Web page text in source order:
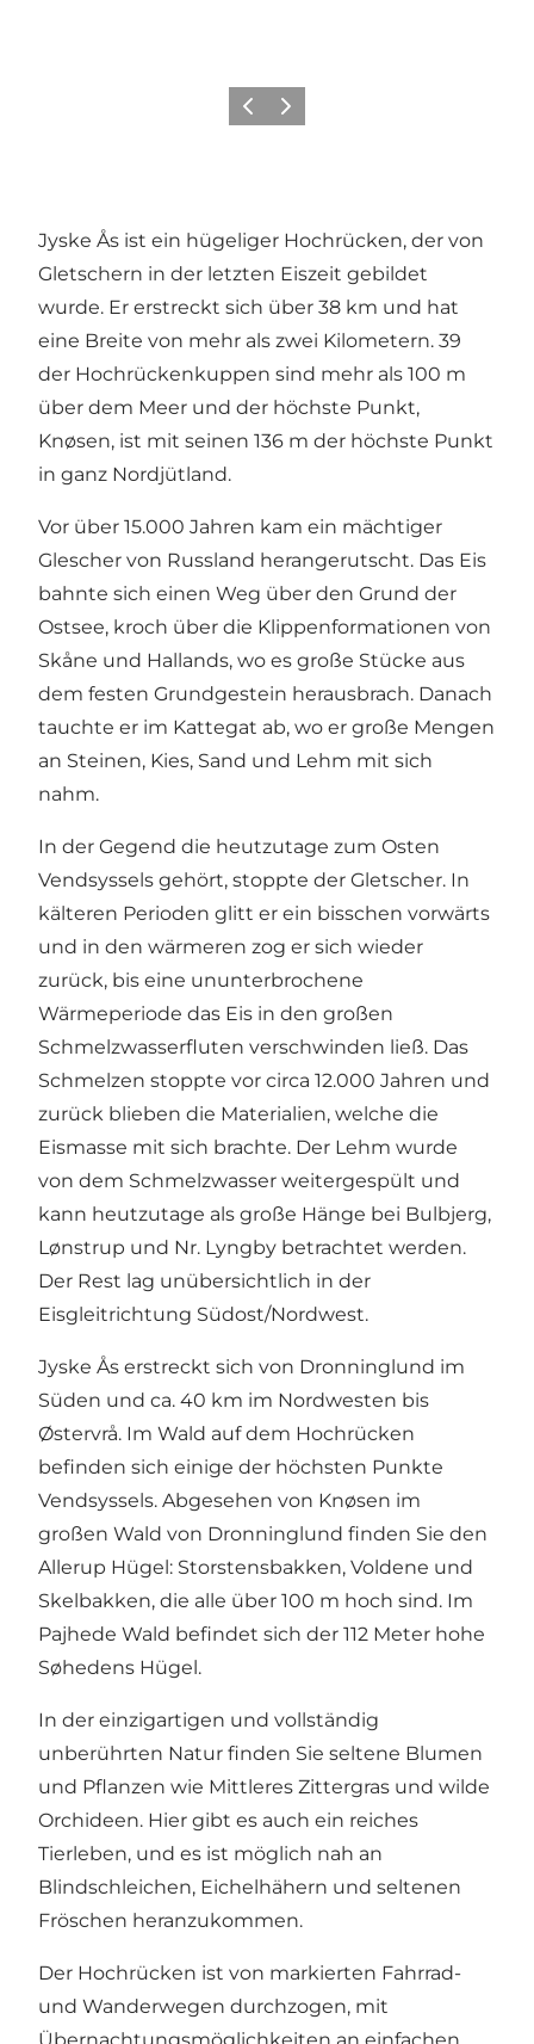
ZurückWeiter
Jyske Ås ist ein hügeliger Hochrücken, der von
Gletschern in der letzten Eiszeit gebildet
wurde. Er erstreckt sich über 38 km und hat
eine Breite von mehr als zwei Kilometern. 39
der Hochrückenkuppen sind mehr als 100 m
über dem Meer und der höchste Punkt,
Knøsen, ist mit seinen 136 m der höchste Punkt
in ganz Nordjütland.
Vor über 15.000 Jahren kam ein mächtiger
Glescher von Russland herangerutscht. Das Eis
bahnte sich einen Weg über den Grund der
Ostsee, kroch über die Klippenformationen von
Skåne und Hallands, wo es große Stücke aus
dem festen Grundgestein herausbrach. Danach
tauchte er im Kattegat ab, wo er große Mengen
an Steinen, Kies, Sand und Lehm mit sich
nahm.
In der Gegend die heutzutage zum Osten
Vendsyssels gehört, stoppte der Gletscher. In
kälteren Perioden glitt er ein bisschen vorwärts
und in den wärmeren zog er sich wieder
zurück, bis eine ununterbrochene
Wärmeperiode das Eis in den großen
Schmelzwasserfluten verschwinden ließ. Das
Schmelzen stoppte vor circa 12.000 Jahren und
zurück blieben die Materialien, welche die
Eismasse mit sich brachte. Der Lehm wurde
von dem Schmelzwasser weitergespült und
kann heutzutage als große Hänge bei Bulbjerg,
Lønstrup und Nr. Lyngby betrachtet werden.
Der Rest lag unübersichtlich in der
Eisgleitrichtung Südost/Nordwest.
Jyske Ås erstreckt sich von Dronninglund im
Süden und ca. 40 km im Nordwesten bis
Østervrå. Im Wald auf dem Hochrücken
befinden sich einige der höchsten Punkte
Vendsyssels. Abgesehen von Knøsen im
großen Wald von Dronninglund finden Sie den
Allerup Hügel: Storstensbakken, Voldene und
Skelbakken, die alle über 100 m hoch sind. Im
Pajhede Wald befindet sich der 112 Meter hohe
Søhedens Hügel.
In der einzigartigen und vollständig
unberührten Natur finden Sie seltene Blumen
und Pflanzen wie Mittleres Zittergras und wilde
Orchideen. Hier gibt es auch ein reiches
Tierleben, und es ist möglich nah an
Blindschleichen, Eichelhähern und seltenen
Fröschen heranzukommen.
Der Hochrücken ist von markierten Fahrrad-
und Wanderwegen durchzogen, mit